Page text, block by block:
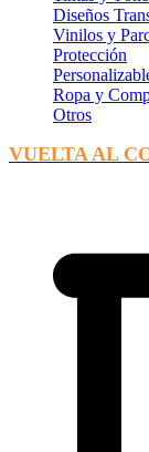
Diseños
Vinilos y
Protección
Ropa y
Otros
VUELTA AL